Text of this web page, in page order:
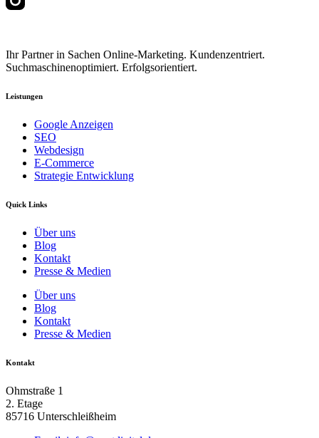
Ihr Partner in Sachen Online-Marketing. Kundenzentriert.
Suchmaschinenoptimiert. Erfolgsorientiert.
Leistungen
Google Anzeigen
SEO
Webdesign
E-Commerce
Strategie Entwicklung
Quick Links
Über uns
Blog
Kontakt
Presse & Medien
Über uns
Blog
Kontakt
Presse & Medien
Kontakt
Ohmstraße 1
2. Etage
85716 Unterschleißheim